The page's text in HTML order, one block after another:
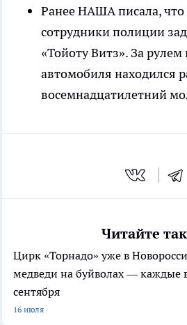
Ранее НАША писала, что
сотрудники полиции
«Тойоту Витз». За рулем
автомобиля находился
восемнадцатилетний
Читайте
Цирк «Торнадо» уже в
медведи на буйволах — каждые
сентября
16 июля